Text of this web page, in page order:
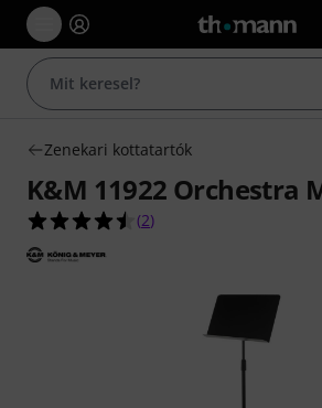
Zenekari kottatartók
K&M 11922 Orchestra
4.5/5 csillag, összesen 2
(2)